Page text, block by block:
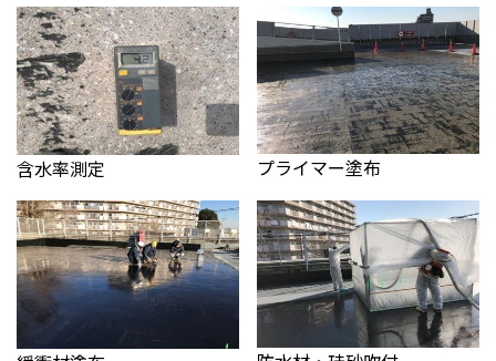
含水率測定 プライマー塗布